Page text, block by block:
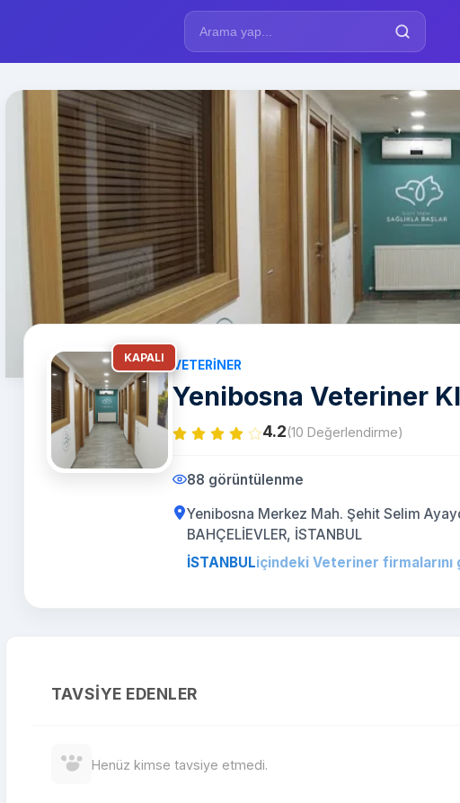
KAPALI
VETERINER
Yenibosna Veteriner
4.2(10 Değerlendirme)
88 görüntülenme
Yenibosna Merkez Mah. Şehit Selim
BAHÇELİEVLER, İSTANBUL
İSTANBULiçindeki Veteriner firmalarını
TAVSIYE EDENLER
Henüz kimse tavsiye etmedi.